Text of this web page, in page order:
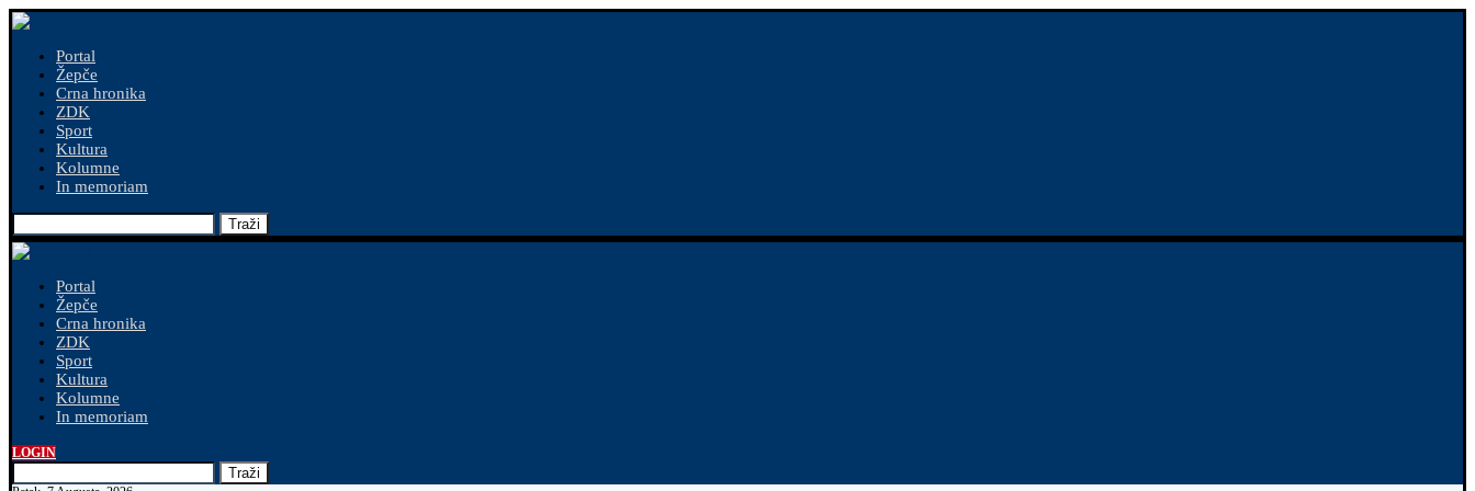
Portal
Žepče
Crna hronika
ZDK
Sport
Kultura
Kolumne
In memoriam
Traži
Portal
Žepče
Crna hronika
ZDK
Sport
Kultura
Kolumne
In memoriam
LOGIN
Traži